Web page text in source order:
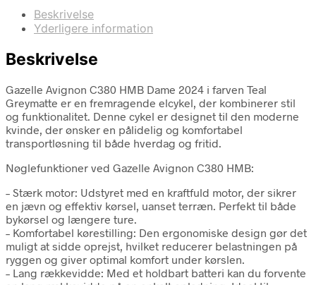
Beskrivelse
Yderligere information
Beskrivelse
Gazelle Avignon C380 HMB Dame 2024 i farven Teal
Greymatte er en fremragende elcykel, der kombinerer stil
og funktionalitet. Denne cykel er designet til den moderne
kvinde, der ønsker en pålidelig og komfortabel
transportløsning til både hverdag og fritid.
Nøglefunktioner ved Gazelle Avignon C380 HMB:
– Stærk motor: Udstyret med en kraftfuld motor, der sikrer
en jævn og effektiv kørsel, uanset terræn. Perfekt til både
bykørsel og længere ture.
– Komfortabel kørestilling: Den ergonomiske design gør det
muligt at sidde oprejst, hvilket reducerer belastningen på
ryggen og giver optimal komfort under kørslen.
– Lang rækkevidde: Med et holdbart batteri kan du forvente